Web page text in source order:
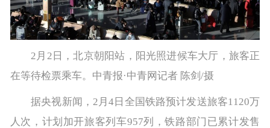
2月2日，北京朝阳站，阳光照进候车大厅，旅客正
在等待检票乘车。中青报·中青网记者 陈剑/摄
据央视新闻，2月4日全国铁路预计发送旅客1120万
人次，计划加开旅客列车957列，铁路部门已累计发售